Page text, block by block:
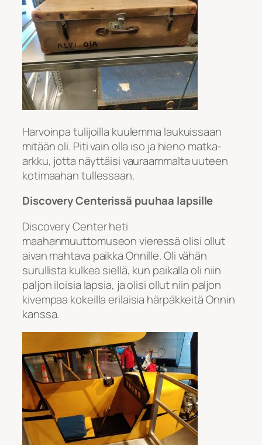
Harvoinpa tulijoilla kuulemma laukuissaan
mitään oli. Piti vain olla iso ja hieno matka-
arkku, jotta näyttäisi vauraammalta uuteen
kotimaahan tullessaan.
Discovery Centerissä puuhaa lapsille
Discovery Center heti
maahanmuuttomuseon vieressä olisi ollut
aivan mahtava paikka Onnille. Oli vähän
surullista kulkea siellä, kun paikalla oli niin
paljon iloisia lapsia, ja olisi ollut niin paljon
kivempaa kokeilla erilaisia härpäkkeitä Onnin
kanssa.